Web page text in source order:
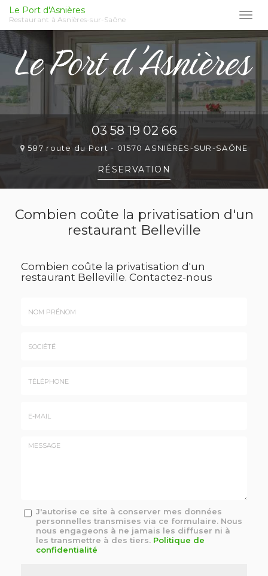
Aller
au
contenu
principal
Le Port d'Asnières
Restaurant à Asnières-sur-Saône
03 58 19 02 66
587 route du Port - 01570 ASNIÈRES-SUR-SAÔNE
RÉSERVATION
Combien coûte la privatisation d'un
restaurant Belleville
Combien coûte la privatisation d'un
restaurant Belleville. Contactez-nous
Message
J'autorise ce site à conserver mes données
personnelles transmises via ce formulaire. Nous
nous engageons à ne jamais les diffuser ni à
les transmettre à des tiers. Politique de
confidentialité